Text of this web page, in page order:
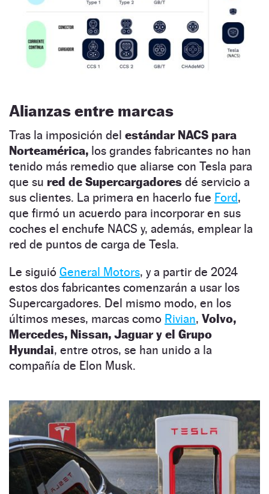
Alianzas entre marcas
Tras la imposición del estándar NACS para
Norteamérica, los grandes fabricantes no han
tenido más remedio que aliarse con Tesla para
que su red de Supercargadores dé servicio a
sus clientes. La primera en hacerlo fue Ford,
que firmó un acuerdo para incorporar en sus
coches el enchufe NACS y, además, emplear la
red de puntos de carga de Tesla.
Le siguió General Motors, y a partir de 2024
estos dos fabricantes comenzarán a usar los
Supercargadores. Del mismo modo, en los
últimos meses, marcas como Rivian, Volvo,
Mercedes, Nissan, Jaguar y el Grupo
Hyundai, entre otros, se han unido a la
compañía de Elon Musk.